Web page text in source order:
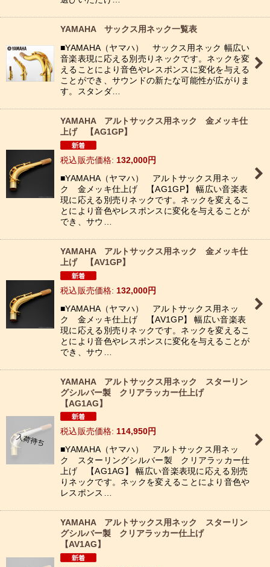
YAMAHA サックス用ネック一覧表
■YAMAHA（ヤマハ） サックス用ネック 幅広い
音楽表現に応える別売りネックです。ネックを変
えることにより音色やレスポンスに変化を与える
ことができ、サウンドの新たな可能性が広がりま
す。スタンダ…
YAMAHA アルトサックス用ネック 金メッキ仕
上げ 【AG1GP】
税込 : 132,000円
■YAMAHA（ヤマハ） アルトサックス用ネッ
ク 金メッキ仕上げ 【AG1GP】 幅広い音楽表
現に応える別売りネックです。ネックを変えるこ
とにより音色やレスポンスに変化を与えることが
でき、サウ…
YAMAHA アルトサックス用ネック 金メッキ仕
上げ 【AV1GP】
税込 : 132,000円
■YAMAHA（ヤマハ） アルトサックス用ネッ
ク 金メッキ仕上げ 【AV1GP】 幅広い音楽表
現に応える別売りネックです。ネックを変えるこ
とにより音色やレスポンスに変化を与えることが
でき、サウ…
YAMAHA アルトサックス用ネック スターリン
グシルバー製 クリアラッカー仕上げ
【AG1AG】
税込 : 114,950円
■YAMAHA（ヤマハ） アルトサックス用ネッ
ク スターリングシルバー製 クリアラッカー仕
上げ 【AG1AG】 幅広い音楽表現に応える別売
りネックです。ネックを変えることにより音色や
レスポンス…
YAMAHA アルトサックス用ネック スターリン
グシルバー製 クリアラッカー仕上げ
【AV1AG】